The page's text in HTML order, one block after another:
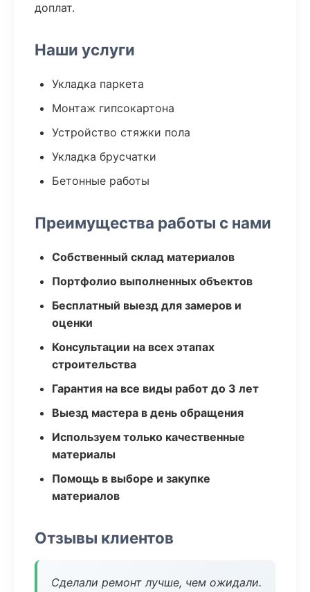
доплат.
Наши услуги
Укладка паркета
Монтаж гипсокартона
Устройство стяжки пола
Укладка брусчатки
Бетонные работы
Преимущества работы с нами
Собственный склад материалов
Портфолио выполненных объектов
Бесплатный выезд для замеров и
оценки
Консультации на всех этапах
строительства
Гарантия на все виды работ до 3 лет
Выезд мастера в день обращения
Используем только качественные
материалы
Помощь в выборе и закупке
материалов
Отзывы клиентов
Сделали ремонт лучше, чем ожидали.